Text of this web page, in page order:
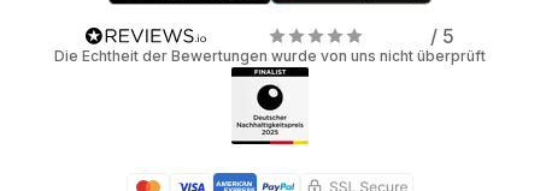
/ 5
Die Echtheit der Bewertungen wurde von uns nicht überprüft